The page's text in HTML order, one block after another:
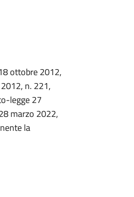
ottobre 2012,
n. 221,
legge 27
marzo 2022,
la